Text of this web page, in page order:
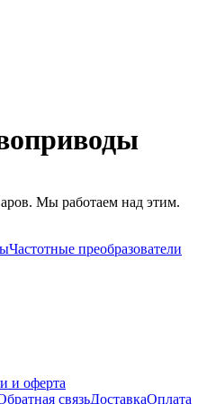
Мы работаем над этим.
Частотные преобразователи
и оферта
связьДоставкаОплата